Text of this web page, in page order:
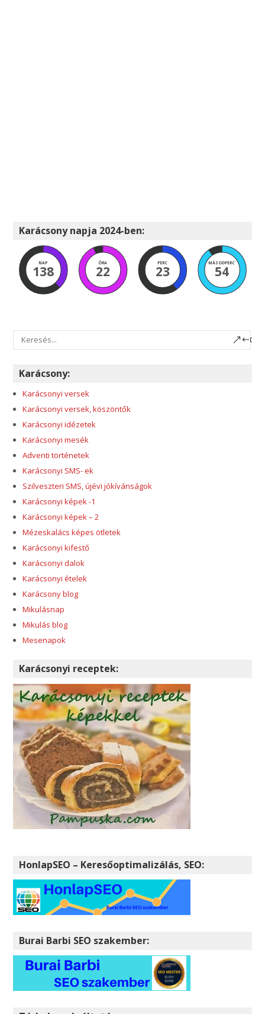
Karácsony napja 2024-ben:
NAP
138
ÓRA
22
PERC
23
MÁSODPERC
52
Karácsony:
Karácsonyi versek
Karácsonyi versek, köszöntők
Karácsonyi idézetek
Karácsonyi mesék
Adventi történetek
Karácsonyi SMS- ek
Szilveszteri SMS, újévi jókívánságok
Karácsonyi képek -1
Karácsonyi képek – 2
Mézeskalács képes ötletek
Karácsonyi kifestő
Karácsonyi dalok
Karácsonyi ételek
Karácsony blog
Mikulásnap
Mikulás blog
Mesenapok
Karácsonyi receptek:
HonlapSEO – Keresőoptimalizálás, SEO:
Burai Barbi SEO szakember: